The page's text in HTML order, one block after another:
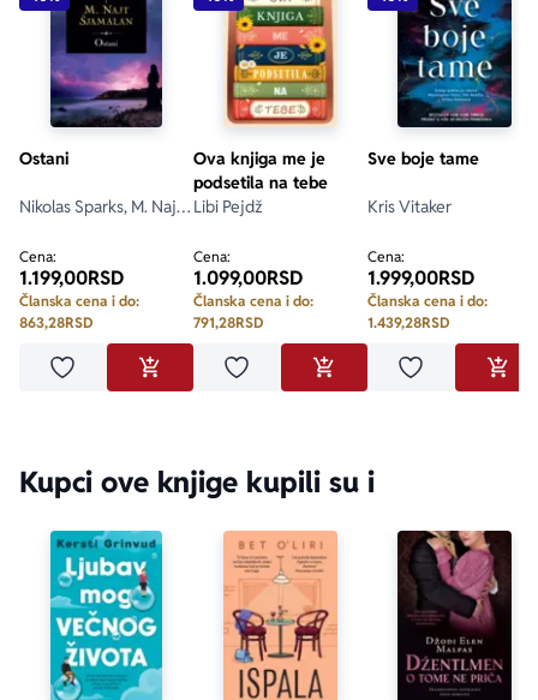
Ostani
Nikolas Sparks, M. Najt
Cena:
1.199,00RSD
Članska cena i do:
863,28RSD
Dodaj u omiljeneDODAJ U KORPU
Ova knjiga me je
podsetila na tebe
Libi Pejdž
Cena:
1.099,00RSD
Članska cena i do:
791,28RSD
Dodaj u omiljeneDODAJ U KORPU
Sve boje tame
Kris Vitaker
Cena:
1.999,00RSD
Članska cena i do:
1.439,28RSD
Dodaj u
Kupci ove knjige kupili su i